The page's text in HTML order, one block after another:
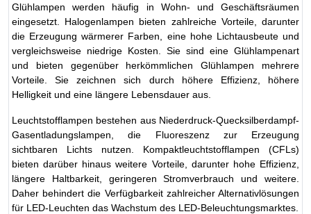
Glühlampen werden häufig in Wohn- und Geschäftsräumen
eingesetzt. Halogenlampen bieten zahlreiche Vorteile, darunter
die Erzeugung wärmerer Farben, eine hohe Lichtausbeute und
vergleichsweise niedrige Kosten. Sie sind eine Glühlampenart
und bieten gegenüber herkömmlichen Glühlampen mehrere
Vorteile. Sie zeichnen sich durch höhere Effizienz, höhere
Helligkeit und eine längere Lebensdauer aus.
Leuchtstofflampen bestehen aus Niederdruck-Quecksilberdampf-
Gasentladungslampen, die Fluoreszenz zur Erzeugung
sichtbaren Lichts nutzen. Kompaktleuchtstofflampen (CFLs)
bieten darüber hinaus weitere Vorteile, darunter hohe Effizienz,
längere Haltbarkeit, geringeren Stromverbrauch und weitere.
Daher behindert die Verfügbarkeit zahlreicher Alternativlösungen
für LED-Leuchten das Wachstum des LED-Beleuchtungsmarktes.